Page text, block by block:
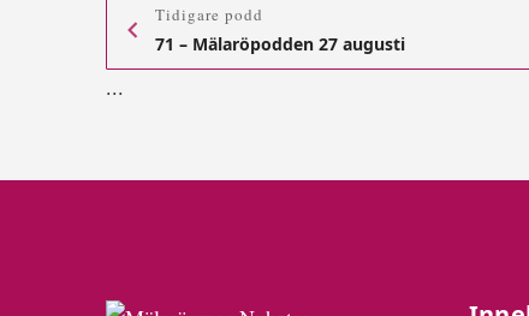
Tidigare podd
71 – Mälaröpodden 27 augusti
...